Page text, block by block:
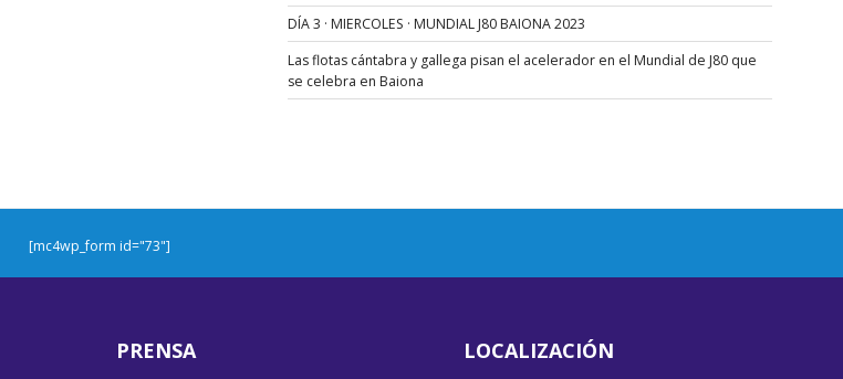
DÍA 3 · MIERCOLES · MUNDIAL J80 BAIONA 2023
Las flotas cántabra y gallega pisan el acelerador en el Mundial de J80 que
se celebra en Baiona
[mc4wp_form id="73"]
PRENSA LOCALIZACIÓN